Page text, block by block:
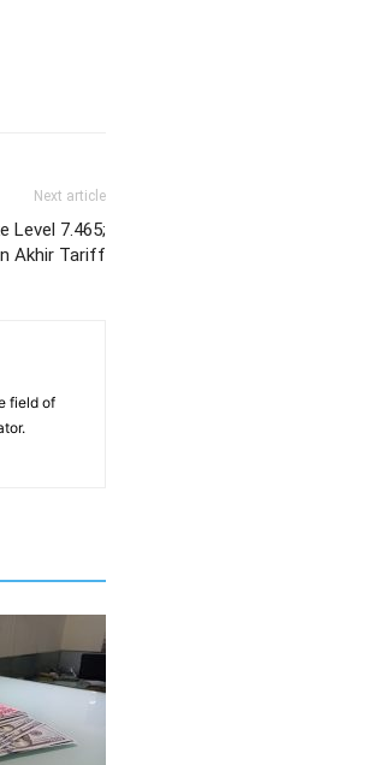
Next article
Level 7.465;
Akhir Tariff
field of